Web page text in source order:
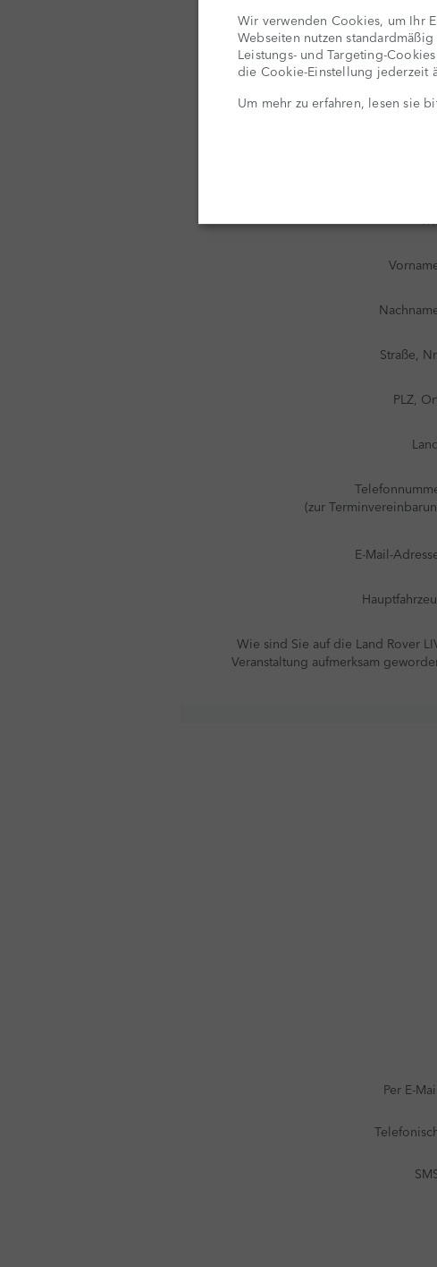
Wir verwenden Cookies, um Ihr
Webseiten nutzen
Leistungs- und Targeting-
die Cookie-Einstellung jederzeit
Um mehr zu erfahren, lesen sie